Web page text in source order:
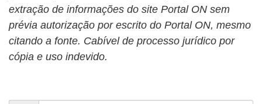
extração de informações do site Portal ON sem
prévia autorização por escrito do Portal ON, mesmo
citando a fonte. Cabível de processo jurídico por
cópia e uso indevido.